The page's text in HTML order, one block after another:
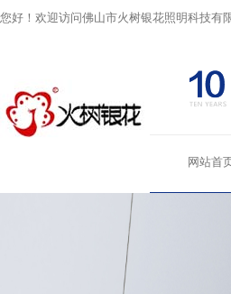
您好！欢迎访问佛山市火树银花照明科技有
网站首